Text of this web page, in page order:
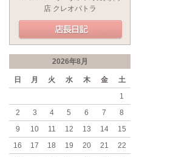
店 クレオパトラ
2026年8月
日 月 火 水 木 金
土
1
2
3 4 5 6 7
8
9
10 11 12 13 14
15
16
17 18 19 20 21
22